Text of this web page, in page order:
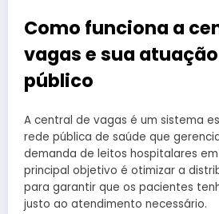
Como funciona a
vagas e sua
público
A central de vagas é um sistema
rede pública de saúde que
demanda de leitos hospitalares
principal objetivo é otimizar a
para garantir que os pacientes
justo ao atendimento necessário.